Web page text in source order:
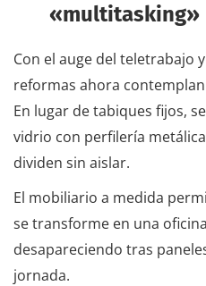
«multitasking»
Con el auge del teletrabajo
reformas ahora
En lugar de tabiques fijos,
vidrio con perfilería
dividen sin aislar.
El mobiliario a medida
se transforme en una
desapareciendo tras
jornada.